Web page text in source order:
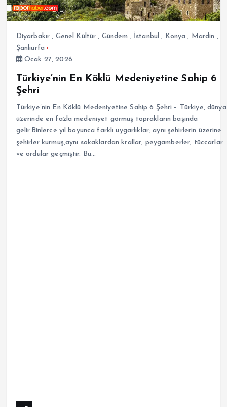
Diyarbakır , Genel Kültür , Gündem , İstanbul , Konya , Mardin ,
Şanlıurfa
Ocak 27, 2026
Türkiye’nin En Köklü Medeniyetine Sahip 6
Şehri
Türkiye’nin En Köklü Medeniyetine Sahip 6 Şehri – Türkiye, dünya
üzerinde en fazla medeniyet görmüş toprakların başında
gelir.Binlerce yıl boyunca farklı uygarlıklar; aynı şehirlerin üzerine
şehirler kurmuş,aynı sokaklardan krallar, peygamberler, tüccarlar
ve ordular geçmiştir. Bu…